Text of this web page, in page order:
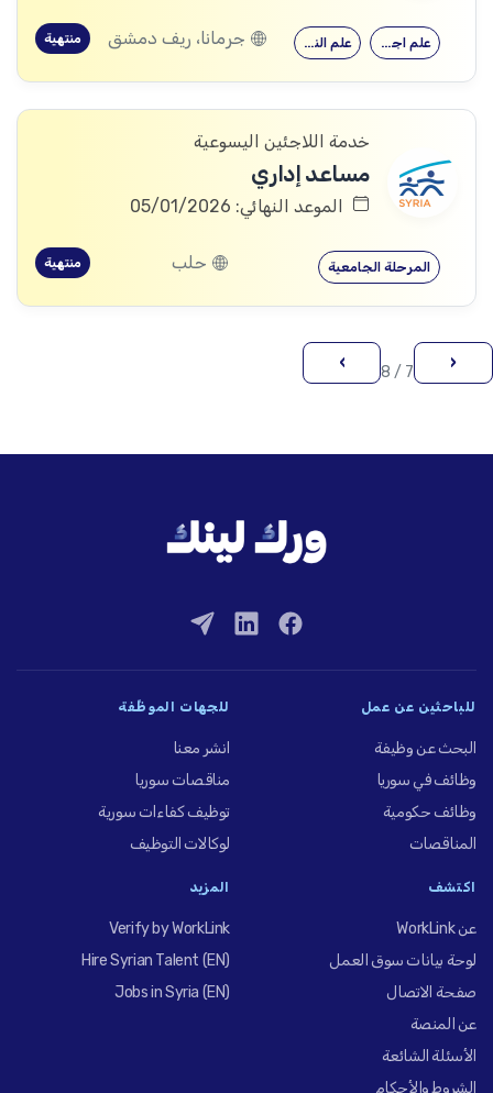
علم النفس علم اجتماع جرمانا، ريف دمشق منتهية
خدمة اللاجئين اليسوعية
مساعد إداري
الموعد النهائي: 05/01/2026
المرحلة الجامعية حلب منتهية
‹
7 / 8
›
للباحثين عن عمل
البحث عن وظيفة
وظائف في سوريا
وظائف حكومية
المناقصات
للجهات الموظِّفة
انشر معنا
مناقصات سوريا
توظيف كفاءات سورية
لوكالات التوظيف
اكتشف
عن WorkLink
لوحة بيانات سوق العمل
صفحة الاتصال
عن المنصة
الأسئلة الشائعة
الشروط والأحكام
المزيد
Verify by WorkLink
Hire Syrian Talent (EN)
Jobs in Syria (EN)